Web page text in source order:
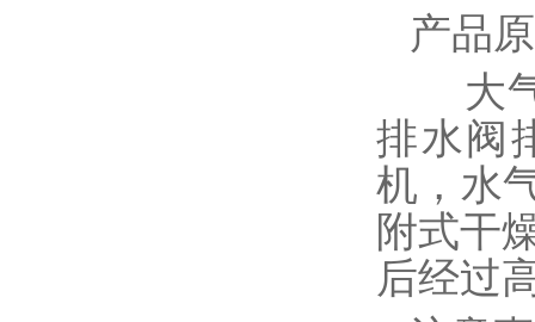
产品
大气
排水阀
机，水
附式干
后经过